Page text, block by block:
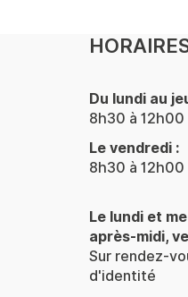
Du lundi au
8h30 à 12h00
Le vendredi :
8h30 à
Le lundi et
après-midi,
Sur rendez-
d'identité